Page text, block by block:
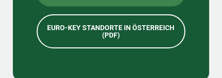
EURO-KEY STANDORTE IN ÖSTERREICH
(PDF)